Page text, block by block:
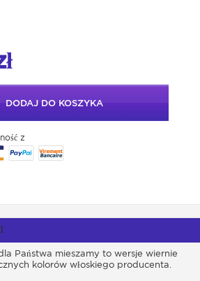
DODAJ DO KOSZYKA
z
Państwa mieszamy to wersje wiernie
kolorów włoskiego producenta.